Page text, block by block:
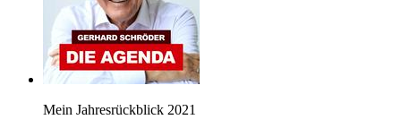
Mein Jahresrückblick 2021